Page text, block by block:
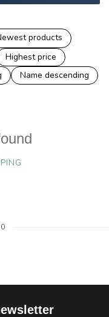
products
Highest price
Name descending